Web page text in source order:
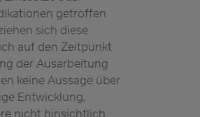
getroffen
sich diese
auf den Zeitpunkt
der Ausarbeitung
keine Aussage über
Entwicklung,
nicht hinsichtlich